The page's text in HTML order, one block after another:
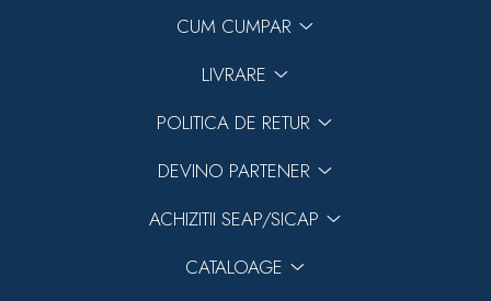
CUM CUMPAR
LIVRARE
POLITICA DE RETUR
DEVINO PARTENER
ACHIZITII SEAP/SICAP
CATALOAGE